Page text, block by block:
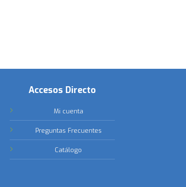
Accesos Directo
Mi cuenta
Preguntas Frecuentes
Catálogo